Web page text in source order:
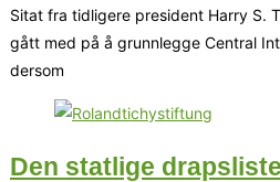
Sitat fra tidligere president Harry S.
gått med på å grunnlegge Central
dersom
Den statlige